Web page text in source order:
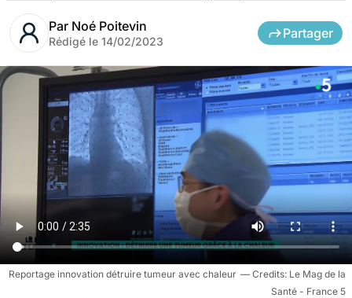
Par Noé Poitevin
Rédigé le 14/02/2023
Partager
Reportage innovation détruire tumeur avec chaleur
Le Mag de la
Santé - France 5